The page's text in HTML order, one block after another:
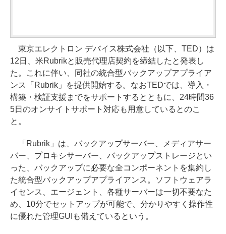
東京エレクトロン デバイス株式会社（以下、TED）は
12日、米Rubrikと販売代理店契約を締結したと発表し
た。これに伴い、同社の統合型バックアップアプライア
ンス「Rubrik」を提供開始する。なおTEDでは、導入・
構築・検証支援までをサポートするとともに、24時間36
5日のオンサイトサポート対応も用意しているとのこ
と。
「Rubrik」は、バックアップサーバー、メディアサー
バー、プロキシサーバー、バックアップストレージとい
った、バックアップに必要な全コンポーネントを集約し
た統合型バックアップアプライアンス。ソフトウェアラ
イセンス、エージェント、各種サーバーは一切不要なた
め、10分でセットアップが可能で、分かりやすく操作性
に優れた管理GUIも備えているという。